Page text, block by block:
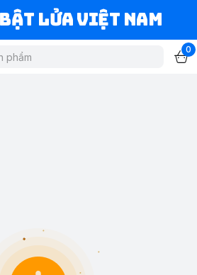
Lửa Việt Nam
0